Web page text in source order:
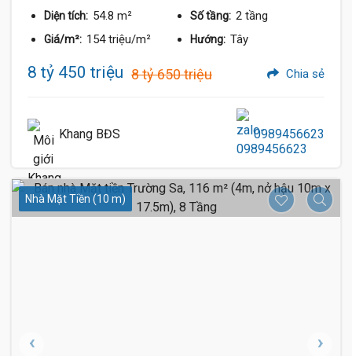
Diện tích: 54.8 m² Số tầng: 2 tầng
Giá/m²: 154 triệu/m² Hướng: Tây
8 tỷ 450 triệu 8 tỷ 650 triệu Chia sẻ
Khang BĐS 0989456623
Nhà Mặt Tiền (10 m)